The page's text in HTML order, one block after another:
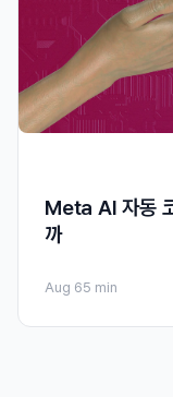
Meta AI 자동
까
Aug 65 min